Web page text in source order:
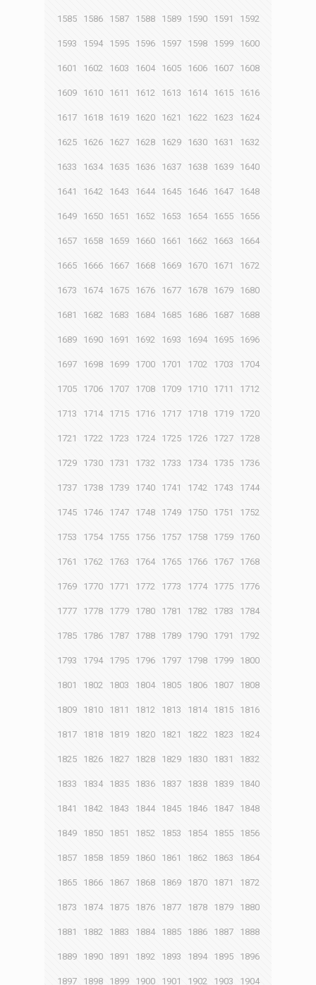
1585 1586 1587 1588 1589 1590 1591 1592
1593 1594 1595 1596 1597 1598 1599 1600
1601 1602 1603 1604 1605 1606 1607 1608
1609 1610 1611 1612 1613 1614 1615 1616
1617 1618 1619 1620 1621 1622 1623 1624
1625 1626 1627 1628 1629 1630 1631 1632
1633 1634 1635 1636 1637 1638 1639 1640
1641 1642 1643 1644 1645 1646 1647 1648
1649 1650 1651 1652 1653 1654 1655 1656
1657 1658 1659 1660 1661 1662 1663 1664
1665 1666 1667 1668 1669 1670 1671 1672
1673 1674 1675 1676 1677 1678 1679 1680
1681 1682 1683 1684 1685 1686 1687 1688
1689 1690 1691 1692 1693 1694 1695 1696
1697 1698 1699 1700 1701 1702 1703 1704
1705 1706 1707 1708 1709 1710 1711 1712
1713 1714 1715 1716 1717 1718 1719 1720
1721 1722 1723 1724 1725 1726 1727 1728
1729 1730 1731 1732 1733 1734 1735 1736
1737 1738 1739 1740 1741 1742 1743 1744
1745 1746 1747 1748 1749 1750 1751 1752
1753 1754 1755 1756 1757 1758 1759 1760
1761 1762 1763 1764 1765 1766 1767 1768
1769 1770 1771 1772 1773 1774 1775 1776
1777 1778 1779 1780 1781 1782 1783 1784
1785 1786 1787 1788 1789 1790 1791 1792
1793 1794 1795 1796 1797 1798 1799 1800
1801 1802 1803 1804 1805 1806 1807 1808
1809 1810 1811 1812 1813 1814 1815 1816
1817 1818 1819 1820 1821 1822 1823 1824
1825 1826 1827 1828 1829 1830 1831 1832
1833 1834 1835 1836 1837 1838 1839 1840
1841 1842 1843 1844 1845 1846 1847 1848
1849 1850 1851 1852 1853 1854 1855 1856
1857 1858 1859 1860 1861 1862 1863 1864
1865 1866 1867 1868 1869 1870 1871 1872
1873 1874 1875 1876 1877 1878 1879 1880
1881 1882 1883 1884 1885 1886 1887 1888
1889 1890 1891 1892 1893 1894 1895 1896
1897 1898 1899 1900 1901 1902 1903 1904